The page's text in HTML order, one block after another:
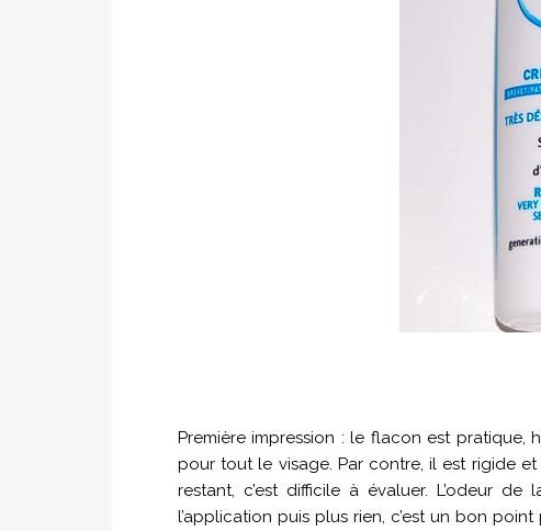
Première impression : le flacon est
pour tout le visage. Par contre, il est rigide
restant, c’est difficile à évaluer. L’odeur
l’application puis plus rien, c’est un bon